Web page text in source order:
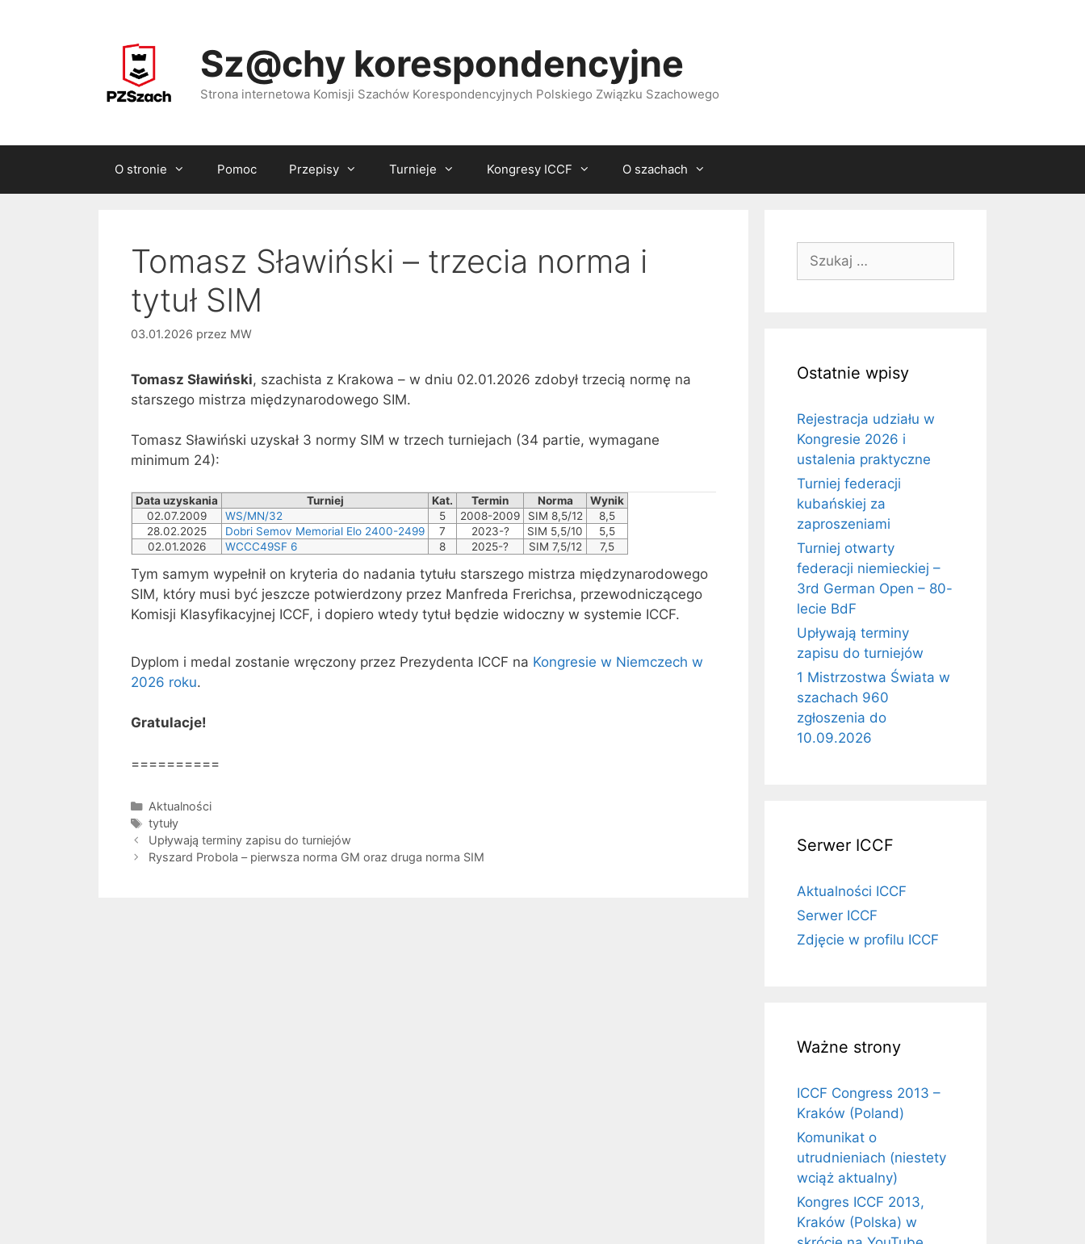
Sz@chy korespondencyjne
Strona internetowa Komisji Szachów Korespondencyjnych Polskiego Związku Szachowego
O stronie Pomoc Przepisy Turnieje Kongresy ICCF O szachach
Tomasz Sławiński – trzecia norma i
tytuł SIM
03.01.2026 przez MW
Tomasz Sławiński, szachista z Krakowa – w dniu 02.01.2026 zdobył trzecią normę na
starszego mistrza międzynarodowego SIM.
Tomasz Sławiński uzyskał 3 normy SIM w trzech turniejach (34 partie, wymagane
minimum 24):
Data uzyskania Turniej Kat. Termin Norma
Wynik
02.07.2009
WS/MN/32 5 2008-2009 SIM 8,5/12
8,5
28.02.2025
Dobri Semov Memorial Elo 2400-2499 7 2023-? SIM 5,5/10
5,5
02.01.2026
WCCC49SF 6 8 2025-? SIM 7,5/12 7,5
Tym samym wypełnił on kryteria do nadania tytułu starszego mistrza międzynarodowego
SIM, który musi być jeszcze potwierdzony przez Manfreda Frerichsa, przewodniczącego
Komisji Klasyfikacyjnej ICCF, i dopiero wtedy tytuł będzie widoczny w systemie ICCF.
Dyplom i medal zostanie wręczony przez Prezydenta ICCF na Kongresie w Niemczech w
2026 roku.
Gratulacje!
==========
Kategorie
Aktualności
Tagi
tytuły
Upływają terminy zapisu do turniejów
Ryszard Probola – pierwsza norma GM oraz druga norma SIM
Ostatnie wpisy
Rejestracja udziału w
Kongresie 2026 i
ustalenia praktyczne
Turniej federacji
kubańskiej za
zaproszeniami
Turniej otwarty
federacji niemieckiej –
3rd German Open – 80-
lecie BdF
Upływają terminy
zapisu do turniejów
1 Mistrzostwa Świata w
szachach 960
zgłoszenia do
10.09.2026
Serwer ICCF
Aktualności ICCF
Serwer ICCF
Zdjęcie w profilu ICCF
Ważne strony
ICCF Congress 2013 –
Kraków (Poland)
Komunikat o
utrudnieniach (niestety
wciąż aktualny)
Kongres ICCF 2013,
Kraków (Polska) w